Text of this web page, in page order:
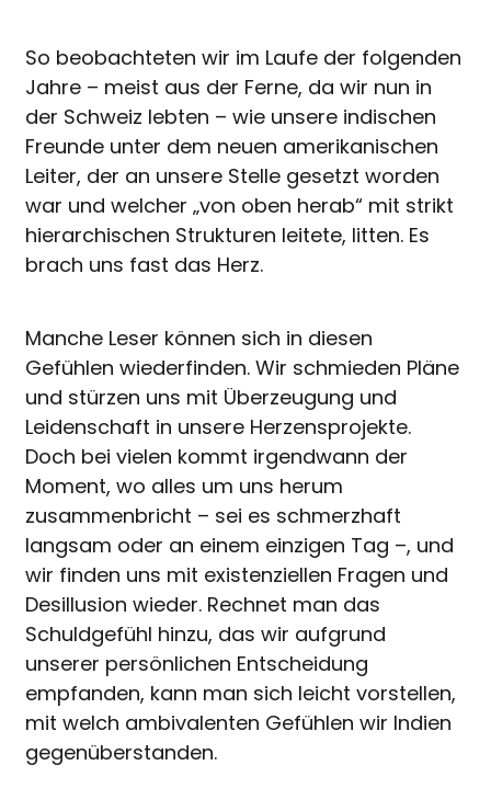
So beobachteten wir im Laufe der folgenden
Jahre – meist aus der Ferne, da wir nun in
der Schweiz lebten – wie unsere indischen
Freunde unter dem neuen amerikanischen
Leiter, der an unsere Stelle gesetzt worden
war und welcher „von oben herab“ mit strikt
hierarchischen Strukturen leitete, litten. Es
brach uns fast das Herz.
Manche Leser können sich in diesen
Gefühlen wiederfinden. Wir schmieden Pläne
und stürzen uns mit Überzeugung und
Leidenschaft in unsere Herzensprojekte.
Doch bei vielen kommt irgendwann der
Moment, wo alles um uns herum
zusammenbricht – sei es schmerzhaft
langsam oder an einem einzigen Tag –, und
wir finden uns mit existenziellen Fragen und
Desillusion wieder. Rechnet man das
Schuldgefühl hinzu, das wir aufgrund
unserer persönlichen Entscheidung
empfanden, kann man sich leicht vorstellen,
mit welch ambivalenten Gefühlen wir Indien
gegenüberstanden.